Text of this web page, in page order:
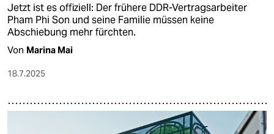
Jetzt ist es offiziell: Der frühere DDR-Vertragsarbeiter
Pham Phi Son und seine Familie müssen keine
Abschiebung mehr fürchten.
Von Marina Mai
18.7.2025